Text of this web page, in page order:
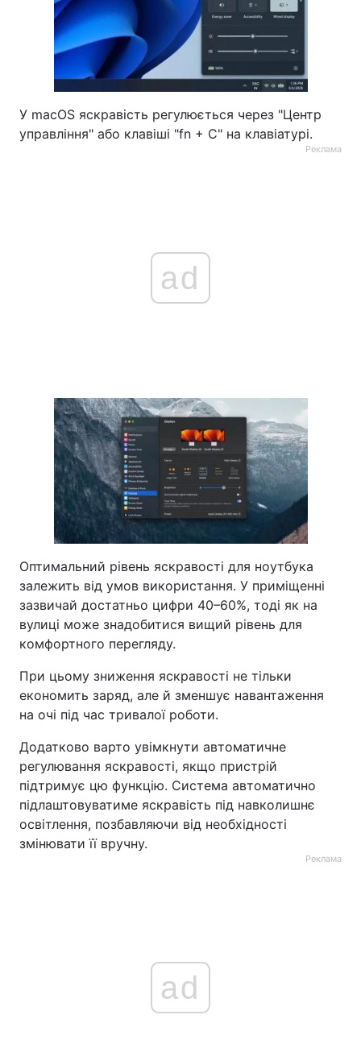
У macOS яскравість регулюється через "Центр
управління" або клавіші "fn + C" на клавіатурі.
Реклама
ad
Оптимальний рівень яскравості для ноутбука
залежить від умов використання. У приміщенні
зазвичай достатньо цифри 40–60%, тоді як на
вулиці може знадобитися вищий рівень для
комфортного перегляду.
При цьому зниження яскравості не тільки
економить заряд, але й зменшує навантаження
на очі під час тривалої роботи.
Додатково варто увімкнути автоматичне
регулювання яскравості, якщо пристрій
підтримує цю функцію. Система автоматично
підлаштовуватиме яскравість під навколишнє
освітлення, позбавляючи від необхідності
змінювати її вручну.
Реклама
ad